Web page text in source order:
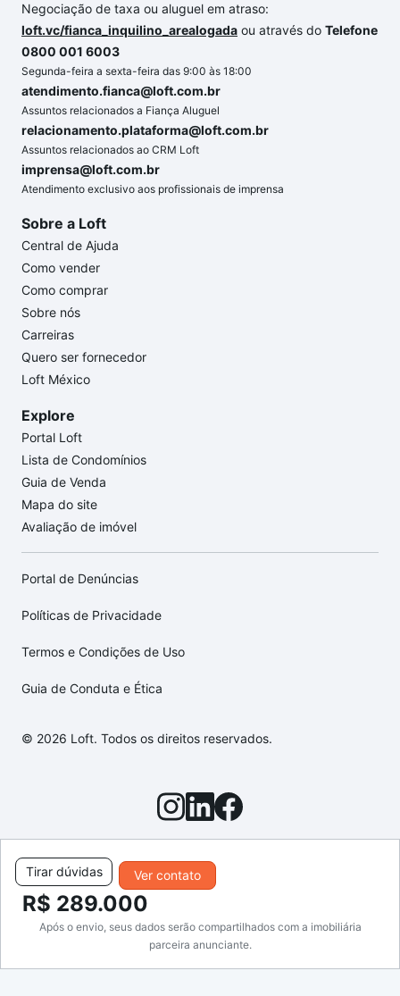
Ver contato
Tirar dúvidas
R$ 289.000
Após o envio, seus dados serão compartilhados com a imobiliária
parceira anunciante.
Negociação de taxa ou aluguel em atraso:
loft.vc/fianca_inquilino_arealogada ou através do Telefone
0800 001 6003
Segunda-feira a sexta-feira das 9:00 às 18:00
atendimento.fianca@loft.com.br
Assuntos relacionados a Fiança Aluguel
relacionamento.plataforma@loft.com.br
Assuntos relacionados ao CRM Loft
imprensa@loft.com.br
Atendimento exclusivo aos profissionais de imprensa
Sobre a Loft
Central de Ajuda
Como vender
Como comprar
Sobre nós
Carreiras
Quero ser fornecedor
Loft México
Explore
Portal Loft
Lista de Condomínios
Guia de Venda
Mapa do site
Avaliação de imóvel
Portal de Denúncias
Políticas de Privacidade
Termos e Condições de Uso
Guia de Conduta e Ética
© 2026 Loft. Todos os direitos reservados.